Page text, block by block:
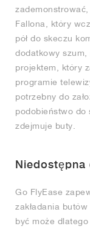
zademonstrować,
Fallona, który
pół do skeczu
dodatkowy szum,
projektem, który
programie
potrzebny do
podobieństwo do
zdejmuje buty.
Niedostępna
Go FlyEase
zakładania
być może dlatego